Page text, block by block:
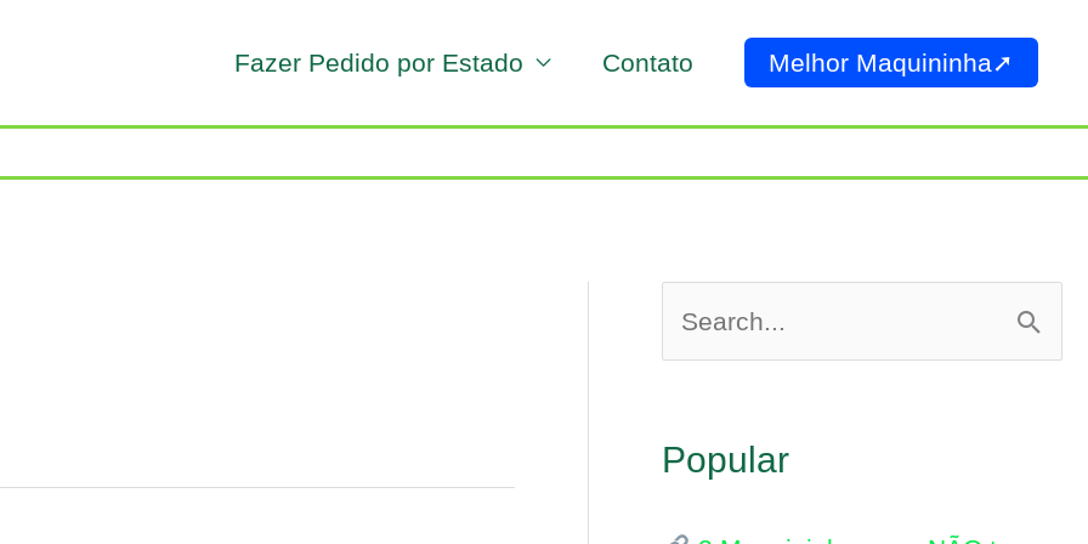
Fazer Pedido por Estado Contato Melhor Maquininha➚
e
q
Popular